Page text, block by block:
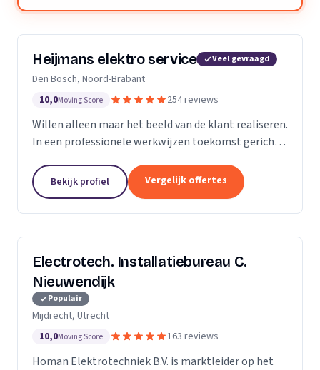
Heijmans elektro service Veel gevraagd
Den Bosch, Noord-Brabant
10,0Moving Score 254 reviews
Willen alleen maar het beeld van de klant realiseren.
In een professionele werkwijzen toekomst gericht.
toekomst.
Bekijk profiel Vergelijk offertes
Electrotech. Installatiebureau C.
Nieuwendijk
Populair
Mijdrecht, Utrecht
10,0Moving Score 163 reviews
Homan Elektrotechniek B.V. is marktleider op het